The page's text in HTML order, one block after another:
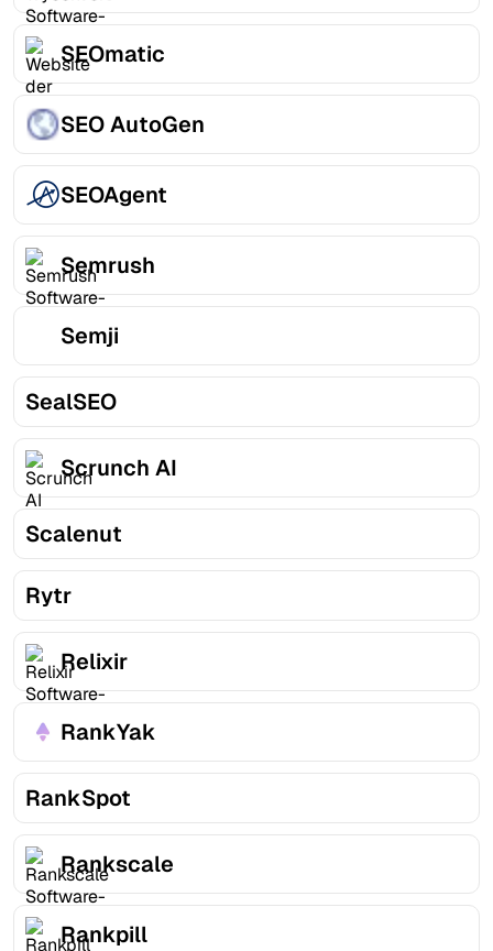
SEOmatic
SEO AutoGen
SEOAgent
Semrush
Semji
SealSEO
Scrunch AI
Scalenut
Rytr
Relixir
RankYak
RankSpot
Rankscale
Rankpill